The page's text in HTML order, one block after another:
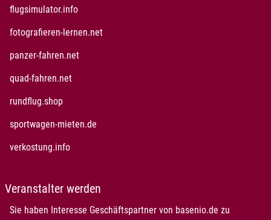
flugsimulator.infoöffnet in neuem Fenster
fotografieren-lernen.netöffnet in neuem Fenster
panzer-fahren.netöffnet in neuem Fenster
quad-fahren.netöffnet in neuem Fenster
rundflug.shopöffnet in neuem Fenster
sportwagen-mieten.de
verkostung.infoöffnet in neuem Fenster
Veranstalter werden
Sie haben Interesse Geschäftspartner von basenio.de zu